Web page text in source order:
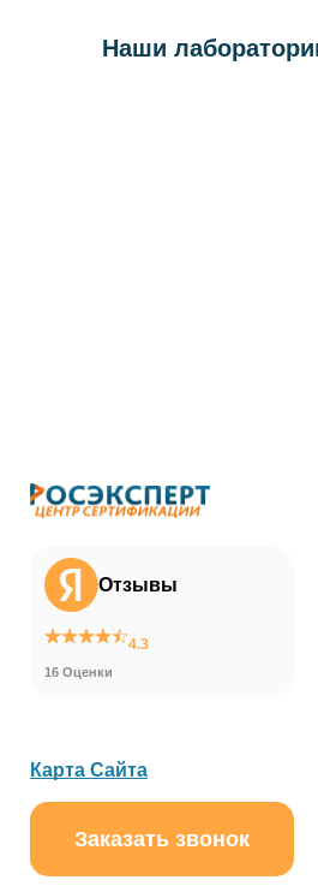
Наши
Отзывы
4.3
16 Оценки
Карта Сайта
Заказать звонок
online